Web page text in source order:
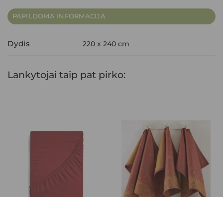
PAPILDOMA INFORMACIJA
Dydis 220 x 240 cm
Lankytojai taip pat pirko: